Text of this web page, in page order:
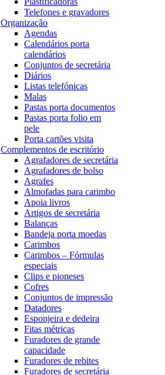
Telefones e gravadores
Organização
Agendas
Calendários porta
calendários
Conjuntos de secretária
Diários
Listas telefónicas
Malas
Pastas porta documentos
Pastas porta folio em
pele
Porta cartões visita
Complementos de escritório
Agrafadores de secretária
Agrafadores de bolso
Agrafes
Almofadas para carimbo
Apoia livros
Artigos de secretária
Balanças
Bandeja porta moedas
Carimbos
Carimbos – Fórmulas
especiais
Clips e pioneses
Cofres
Conjuntos de impressão
Datadores
Esponjeira e dedeira
Fitas métricas
Furadores de grande
capacidade
Furadores de rebites
Furadores de secretária